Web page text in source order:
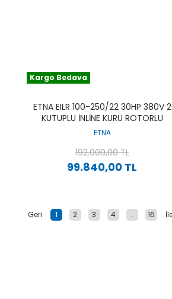
Kargo Bedava
ETNA EILR 100-250/22 30HP 380V 2
KUTUPLU İNLINE KURU ROTORLU
SIRKÜLASYON POMPA
ETNA
99.840,00 TL
192.000,00 TL
1 2 3 4 .. 16